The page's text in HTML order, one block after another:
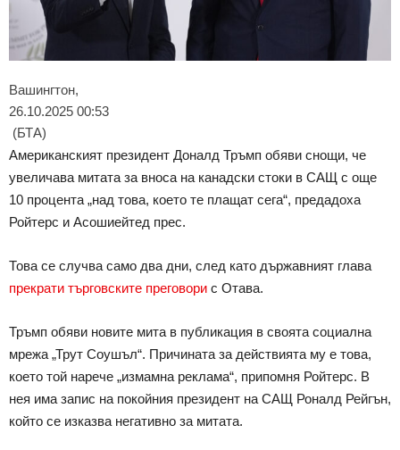
Вашингтон,
26.10.2025 00:53
(БТА)
Американският президент Доналд Тръмп обяви снощи, че
увеличава митата за вноса на канадски стоки в САЩ с още
10 процента „над това, което те плащат сега“, предадоха
Ройтерс и Асошиейтед прес.
Това се случва само два дни, след като държавният глава
прекрати търговските преговори с Отава.
Тръмп обяви новите мита в публикация в своята социална
мрежа „Трут Соушъл“. Причината за действията му е това,
което той нарече „измамна реклама“, припомня Ройтерс. В
нея има запис на покойния президент на САЩ Роналд Рейгън,
който се изказва негативно за митата.